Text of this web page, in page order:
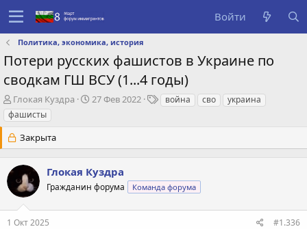
Войти
Политика, экономика, история
Потери русских фашистов в Украине по
сводкам ГШ ВСУ (1...4 годы)
А
в
т
о
р
е
м
ы
Глокая Куздра
Д
с
з
д
н
27 Фев 2022
Твойна сво
украина
фашисты
Закрыта
Глокая Куздра
Гражданин форума Команда форума
1 Окт 2025 #1.336